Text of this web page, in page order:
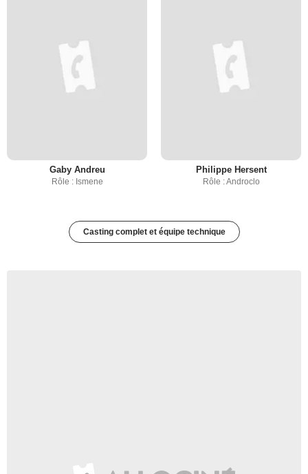
Gaby Andreu
Rôle : Ismene
Philippe Hersent
Rôle : Androclo
Casting complet et équipe technique